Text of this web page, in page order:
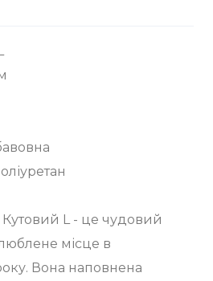
L - це чудовий
місце в
Вона наповнена